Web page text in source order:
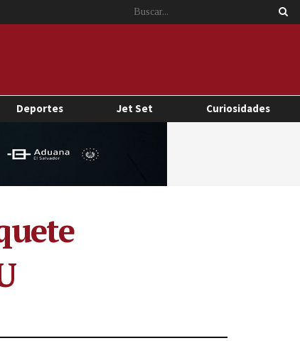
Deportes Jet Set Curiosidades